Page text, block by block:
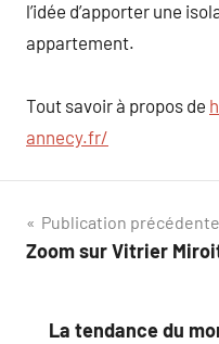
l’idée d’apporter une
appartement.
Tout savoir à propos de
annecy.fr/
Navigation
de
Publication précédente
Zoom sur Vitrier
La tendance du